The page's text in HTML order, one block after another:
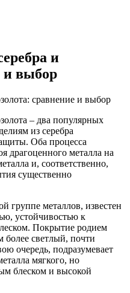
и
и выбор
сравнение и выбор
– два популярных
из серебра
Оба процесса
драгоценного металла на
и, соответственно,
существенно
группе металлов, известен
устойчивостью к
Покрытие родием
более светлый, почти
очередь, подразумевает
мягкого, но
блеском и высокой